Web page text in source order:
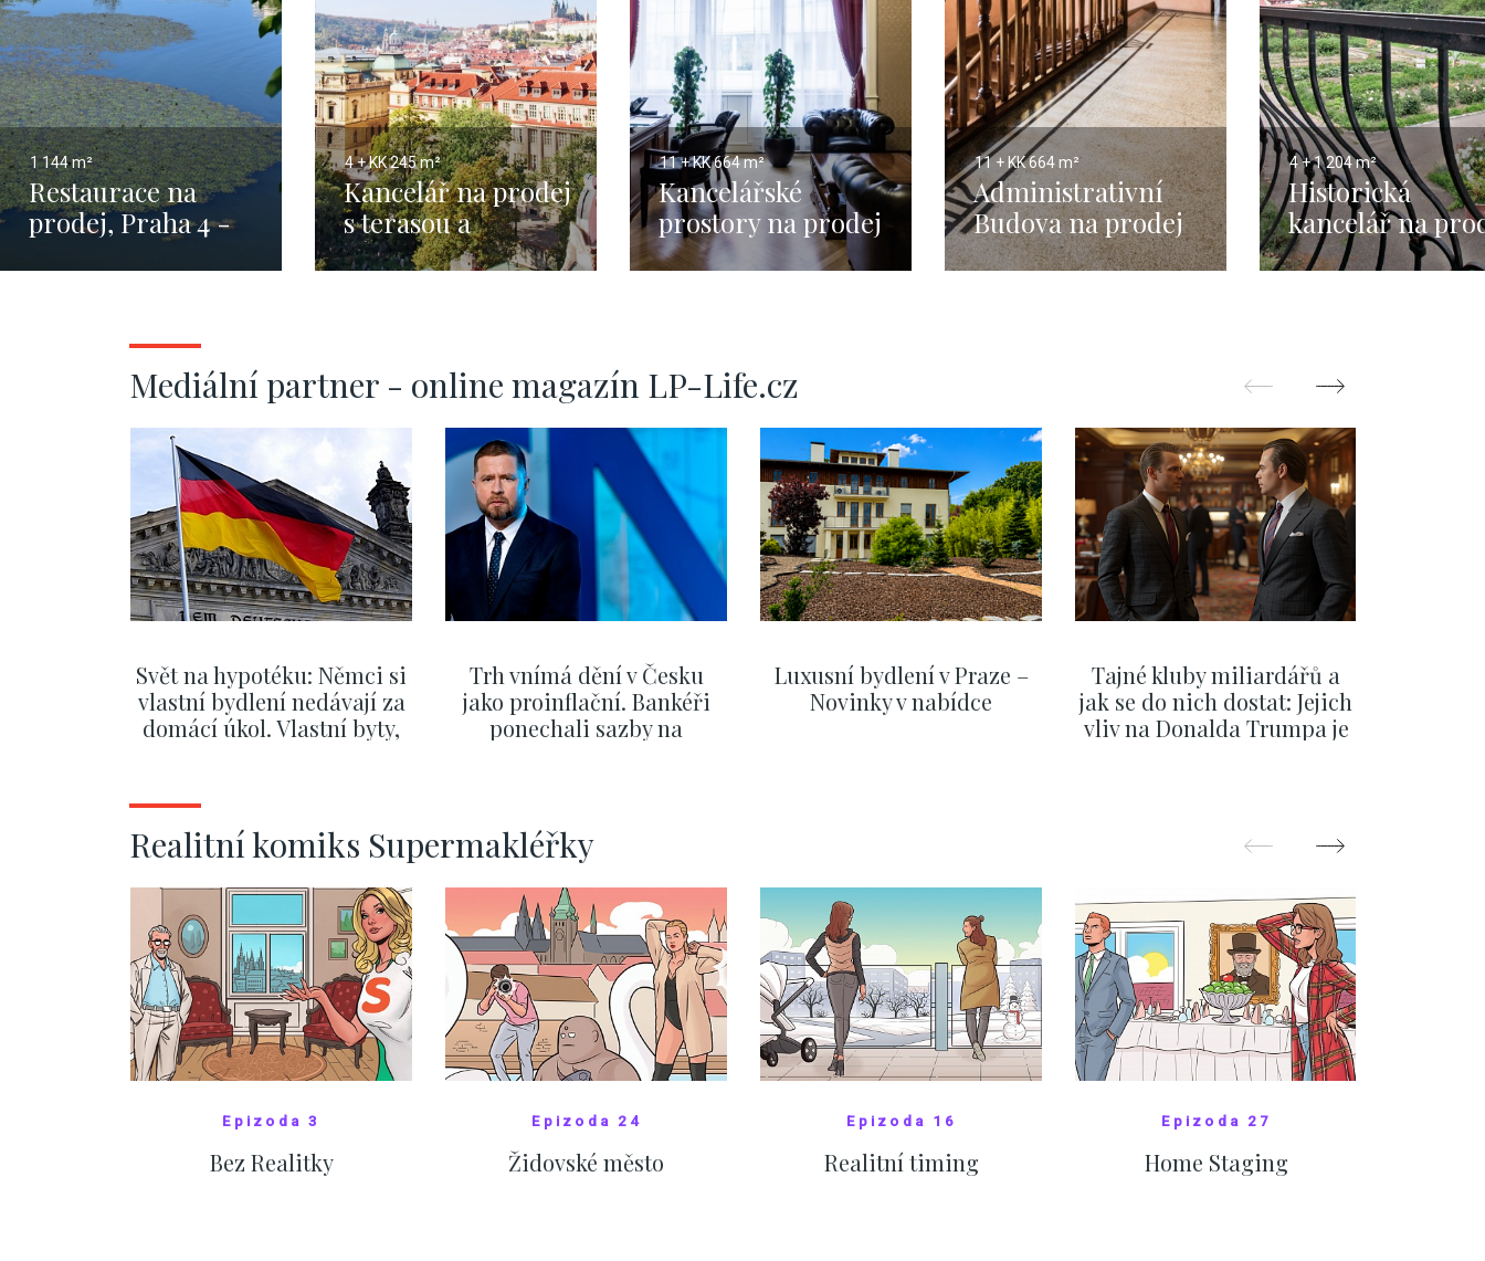
1 144 m²
Restaurace na
prodej, Praha 4 -
Chodov - 1144m
4 + KK245 m²
Kancelář na prodej
s terasou a
výhledem na
11 + KK664 m²
Kancelářské
prostory na prodej
Praha 5 - 1104m
11 + KK664 m²
Administrativní
Budova na prodej
Praha 5 - 1104m
4 + 1204 m²
Historická
kancelář na
198m2 na Praze
Mediální partner - online magazín LP-Life.cz
Svět na hypotéku: Němci si
vlastní bydlení nedávají za
domácí úkol. Vlastní byty,
Trh vnímá dění v Česku
jako proinflační. Bankéři
ponechali sazby na
Luxusní bydlení v Praze –
Novinky v nabídce
Tajné kluby miliardářů a
jak se do nich dostat: Jejich
vliv na Donalda Trumpa je
Realitní komiks Supermakléřky
Epizoda 3
Bez Realitky
Epizoda 24
Židovské město
Epizoda 16
Realitní timing
Epizoda 27
Home Staging